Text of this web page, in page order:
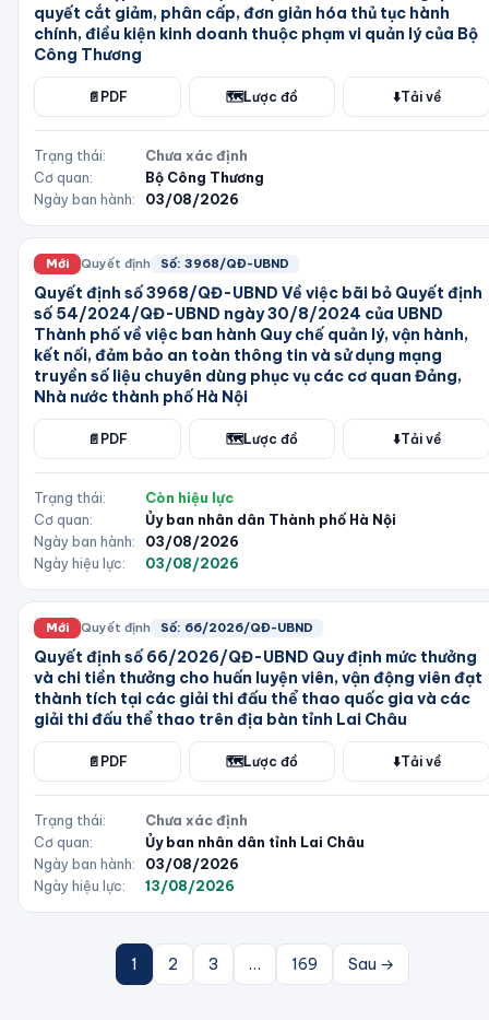
quyết cắt giảm, phân cấp, đơn giản hóa thủ tục hành
chính, điều kiện kinh doanh thuộc phạm vi quản lý của Bộ
Công Thương
📄 PDF 🗺️Lược đồ ⬇️Tải về
Trạng thái:
Chưa xác định
Cơ quan:
Bộ Công Thương
Ngày ban hành:
03/08/2026
Mới Quyết định Số: 3968/QĐ-UBND
Quyết định số 3968/QĐ-UBND Về việc bãi bỏ Quyết định
số 54/2024/QĐ-UBND ngày 30/8/2024 của UBND
Thành phố về việc ban hành Quy chế quản lý, vận hành,
kết nối, đảm bảo an toàn thông tin và sử dụng mạng
truyền số liệu chuyên dùng phục vụ các cơ quan Đảng,
Nhà nước thành phố Hà Nội
📄 PDF 🗺️Lược đồ ⬇️Tải về
Trạng thái:
Còn hiệu lực
Cơ quan:
Ủy ban nhân dân Thành phố Hà Nội
Ngày ban hành:
03/08/2026
Ngày hiệu lực:
03/08/2026
Mới Quyết định Số: 66/2026/QĐ-UBND
Quyết định số 66/2026/QĐ-UBND Quy định mức thưởng
và chi tiền thưởng cho huấn luyện viên, vận động viên đạt
thành tích tại các giải thi đấu thể thao quốc gia và các
giải thi đấu thể thao trên địa bàn tỉnh Lai Châu
📄 PDF 🗺️Lược đồ ⬇️Tải về
Trạng thái:
Chưa xác định
Cơ quan:
Ủy ban nhân dân tỉnh Lai Châu
Ngày ban hành:
03/08/2026
Ngày hiệu lực:
13/08/2026
1 2 3 … 169 Sau →